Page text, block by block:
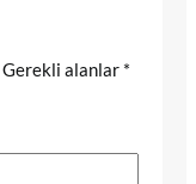
Gerekli alanlar *